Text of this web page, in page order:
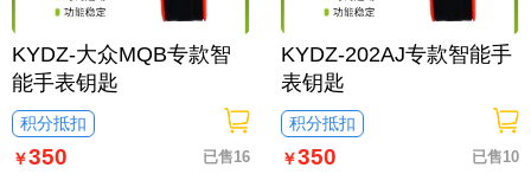
KYDZ-大众MQB专款智
能手表钥匙
积分抵扣
￥350 已售16
KYDZ-202AJ专款智能手
表钥匙
积分抵扣
￥350 已售10